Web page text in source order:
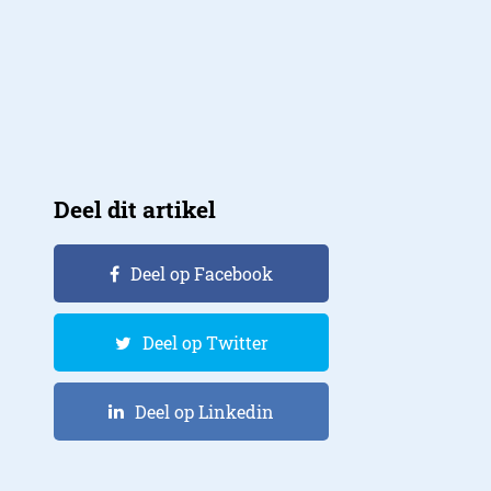
Deel dit artikel
Deel op Facebook
Deel op Twitter
Deel op Linkedin